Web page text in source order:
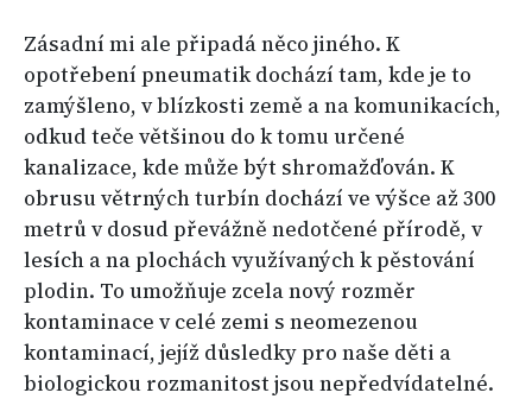
Zásadní mi ale připadá něco jiného. K
opotřebení pneumatik dochází tam, kde je to
zamýšleno, v blízkosti země a na komunikacích,
odkud teče většinou do k tomu určené
kanalizace, kde může být shromažďován. K
obrusu větrných turbín dochází ve výšce až 300
metrů v dosud převážně nedotčené přírodě, v
lesích a na plochách využívaných k pěstování
plodin. To umožňuje zcela nový rozměr
kontaminace v celé zemi s neomezenou
kontaminací, jejíž důsledky pro naše děti a
biologickou rozmanitost jsou nepředvídatelné.